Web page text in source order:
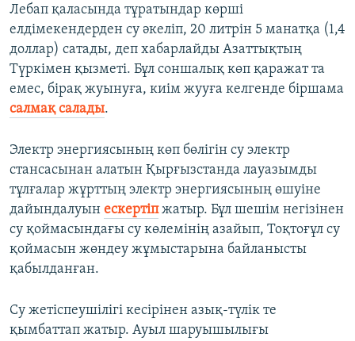
Лебап қаласында тұратындар көрші
елдімекендерден су әкеліп, 20 литрін 5 манатқа (1,4
доллар) сатады, деп хабарлайды Азаттықтың
Түркімен қызметі. Бұл соншалық көп қаражат та
емес, бірақ жуынуға, киім жууға келгенде біршама
салмақ салады.
Электр энергиясының көп бөлігін су электр
стансасынан алатын Қырғызстанда лауазымды
тұлғалар жұрттың электр энергиясының өшуіне
дайындалуын ескертіпжатыр. Бұл шешім негізінен
су қоймасындағы су көлемінің азайып, Тоқтоғұл су
қоймасын жөндеу жұмыстарына байланысты
қабылданған.
Су жетіспеушілігі кесірінен азық-түлік те
қымбаттап жатыр. Ауыл шаруышылығы